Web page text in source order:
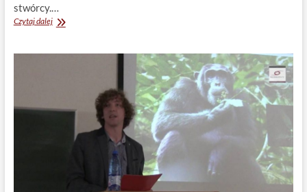
stwórcy.…
Czytaj dalejNieredukowalna